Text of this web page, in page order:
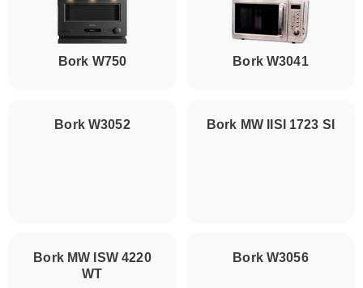
Bork W750 Bork W3041
Bork W3052 Bork MW IISI 1723 SI
Bork MW ISW 4220
WT
Bork W3056